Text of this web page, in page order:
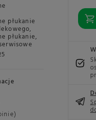
płukanie
,
płukanie,